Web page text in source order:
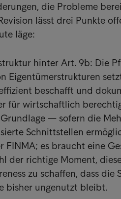
die Probleme
lässt drei Punkte
läge:
hinter Art. 9b: Die
Eigentümerstrukturen
beschafft und
für wirtschaftlich
— sofern die
Schnittstellen
FINMA; es braucht eine
der richtige Moment,
zu schaffen, dass die
bisher ungenutzt bleibt.